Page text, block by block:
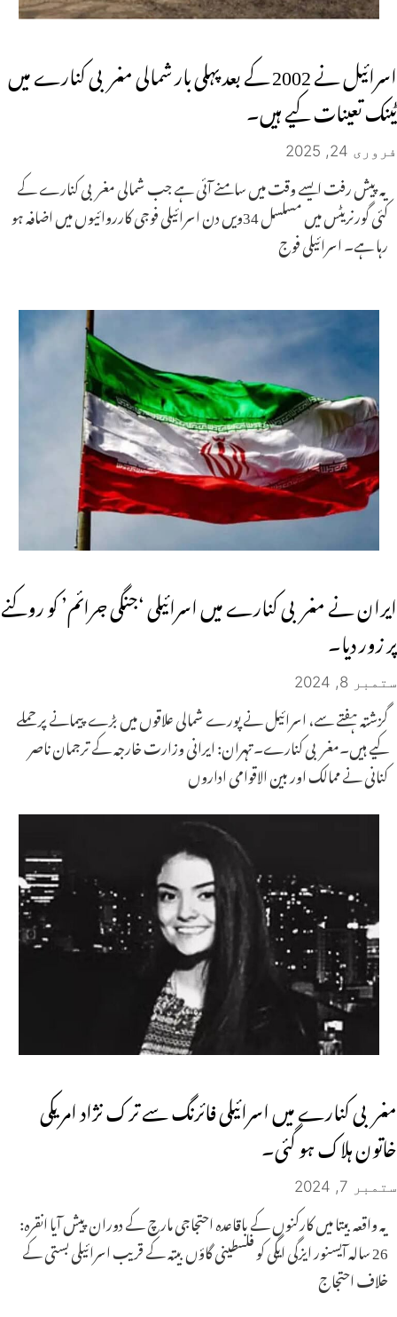
اسرائیل نے 2002 کے بعد پہلی بار شمالی مغربی کنارے میں
ٹینک تعینات کیے ہیں۔
فروری 24, 2025
یہ پیش رفت ایسے وقت میں سامنے آئی ہے جب شمالی مغربی کنارے کے
کئی گورنریٹس میں مسلسل 34ویں دن اسرائیلی فوجی کارروائیوں میں اضافہ ہو
رہا ہے۔ اسرائیلی فوج
ایران نے مغربی کنارے میں اسرائیلی ‘جنگی جرائم’ کو روکنے
پر زور دیا۔
ستمبر 8, 2024
گزشتہ ہفتے سے، اسرائیل نے پورے شمالی علاقوں میں بڑے پیمانے پر حملے
کیے ہیں۔مغربی کنارے۔ تہران: ایرانی وزارت خارجہ کے ترجمان ناصر
کنانی نے ممالک اور بین الاقوامی اداروں
مغربی کنارے میں اسرائیلی فائرنگ سے ترک نژاد امریکی
خاتون ہلاک ہو گئی۔
ستمبر 7, 2024
یہ واقعہ بیتا میں کارکنوں کے باقاعدہ احتجاجی مارچ کے دوران پیش آیا انقرہ:
26 سالہ آیسنور ایزگی ایگی کو فلسطینی گاؤں بیتہ کے قریب اسرائیلی بستی کے
خلاف احتجاج